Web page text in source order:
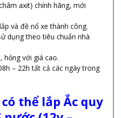
axit) chính hãng, mới
và đề nổ xe thành công.
dụng theo tiêu chuẩn nhà
hỏng với giá cao.
– 22h tất cả các ngày trong
thể lắp Ắc quy